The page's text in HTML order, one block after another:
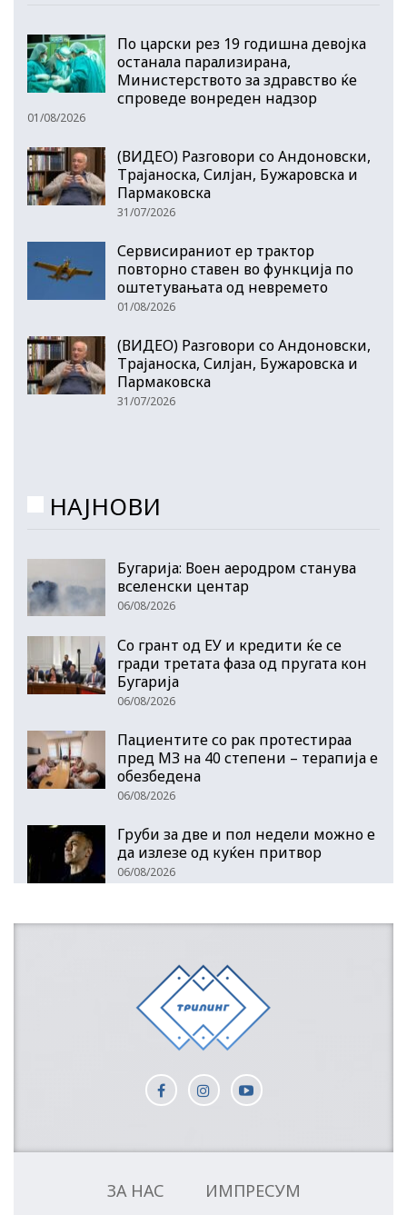
По царски рез 19 годишна девојка
останала парализирана,
Министерството за здравство ќе
спроведе вонреден надзор
01/08/2026
(ВИДЕО) Разговори со Андоновски,
Трајаноска, Силјан, Бужаровска и
Пармаковска
31/07/2026
Сервисираниот ер трактор
повторно ставен во функција по
оштетувањата од невремето
01/08/2026
(ВИДЕО) Разговори со Андоновски,
Трајаноска, Силјан, Бужаровска и
Пармаковска
31/07/2026
НАЈНОВИ
Бугарија: Воен аеродром станува
вселенски центар
06/08/2026
Со грант од ЕУ и кредити ќе се
гради третата фаза од пругата кон
Бугарија
06/08/2026
Пациентите со рак протестираа
пред МЗ на 40 степени – терапија е
обезбедена
06/08/2026
Груби за две и пол недели можно е
да излезе од куќен притвор
06/08/2026
ЗА НАС
ИМПРЕСУМ